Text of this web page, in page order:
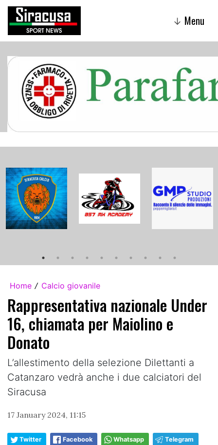
↓ Menu
Home / Calcio giovanile
Rappresentativa nazionale Under
16, chiamata per Maiolino e
Donato
L’allestimento della selezione Dilettanti a
Catanzaro vedrà anche i due calciatori del
Siracusa
17 January 2024, 11:15
Twitter Facebook Whatsapp Telegram